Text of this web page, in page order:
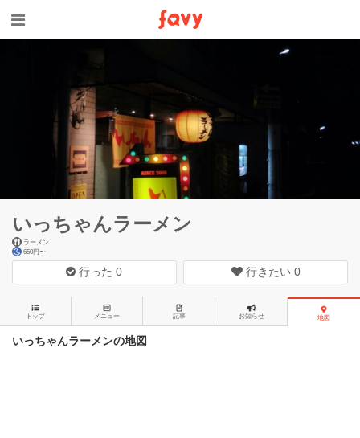
いっちゃんラーメン
ラーメン
650円〜
行った0 行きたい 0
トップ メニュー 記事 お知らせ 地図
いっちゃんラーメンの地図